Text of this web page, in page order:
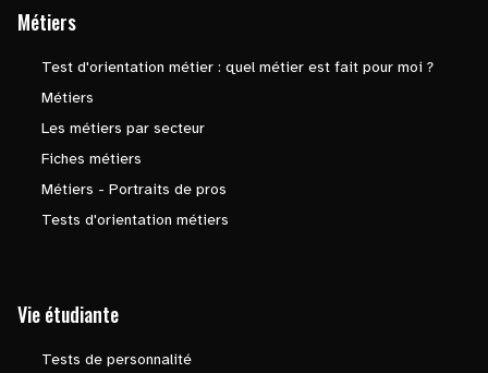
Métiers
Test d'orientation métier : quel métier est fait pour moi ?
Métiers
Les métiers par secteur
Fiches métiers
Métiers - Portraits de pros
Tests d'orientation métiers
Vie étudiante
Tests de personnalité